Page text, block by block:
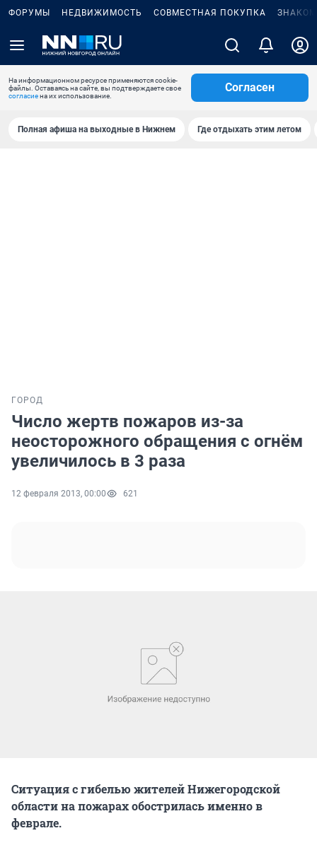
ФОРУМЫ НЕДВИЖИМОСТЬ СОВМЕСТНАЯ ПОКУПКА
На информационном ресурсе применяются cookie-
файлы. Оставаясь на сайте, вы подтверждаете свое
согласиена их использование.
Согласен
Полная афиша на выходные в Нижнем Где отдыхать этим летом
ГОРОД
Число жертв пожаров из-за
неосторожного обращения с огнём
увеличилось в 3 раза
12 февраля 2013, 00:00 621
Ситуация с гибелью жителей Нижегородской
области на пожарах обострилась именно в
феврале.